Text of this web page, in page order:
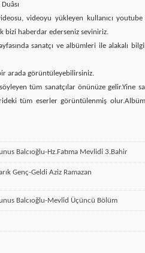
videoyu yükleyen kullanıcı youtube
bizi haberdar ederseniz seviniriz.
sanatçı ve albümleri ile alakalı
arada görüntüleyebilirsiniz.
tüm sanatçılar önünüze gelir.Yine
tüm eserler görüntülenmiş
Balcıoğlu-Hz.Fatıma Mevlidi 3.Bahir
Genç-Geldi Aziz Ramazan
Balcıoğlu-Mevlid Üçüncü Bölüm